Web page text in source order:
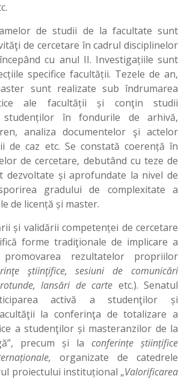
de studii de la facultate sunt
de cercetare în cadrul disciplinelor
cu anul II. Investigațiile sunt
specifice facultății. Tezele de an,
sunt realizate sub îndrumarea
ale facultății și conţin studii
studenților în fondurile de arhivă,
analiza documentelor şi actelor
de caz etc. Se constată coerență în
de cercetare, debutând cu teze de
dezvoltate și aprofundate la nivel de
gradului de complexitate a
de licență și master.
și validării competenței de cercetare
forme tradiţionale de implicare a
rezultatelor propriilor
ştiinţifice, sesiuni de comunicări
lansări de carte etc.). Senatul
activă a studenţilor și
la conferinţa de totalizare a
a studenţilor și masteranzilor de la
precum și la conferințe științifice
organizate de catedrele
proiectului instituțional „Valorificarea